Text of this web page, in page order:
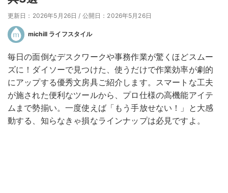
更新日：2026年5月26日 / 公開日：2026年5月26日
michill ライフスタイル
毎日の面倒なデスクワークや事務作業が驚くほどスムー
ズに！ダイソーで見つけた、使うだけで作業効率が劇的
にアップする優秀文房具ご紹介します。スマートな工夫
が施された便利なツールから、プロ仕様の高機能アイテ
ムまで勢揃い。一度使えば「もう手放せない！」と大感
動する、知らなきゃ損なラインナップは必見ですよ。